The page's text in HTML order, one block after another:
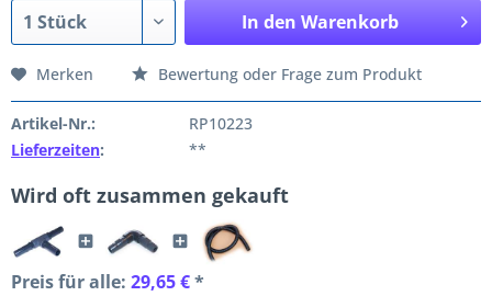
In den Warenkorb
Merken Bewertung oder Frage zum Produkt
Artikel-Nr.:
RP10223
Lieferzeiten: **
Wird oft zusammen gekauft
Preis für alle: 29,65 €*